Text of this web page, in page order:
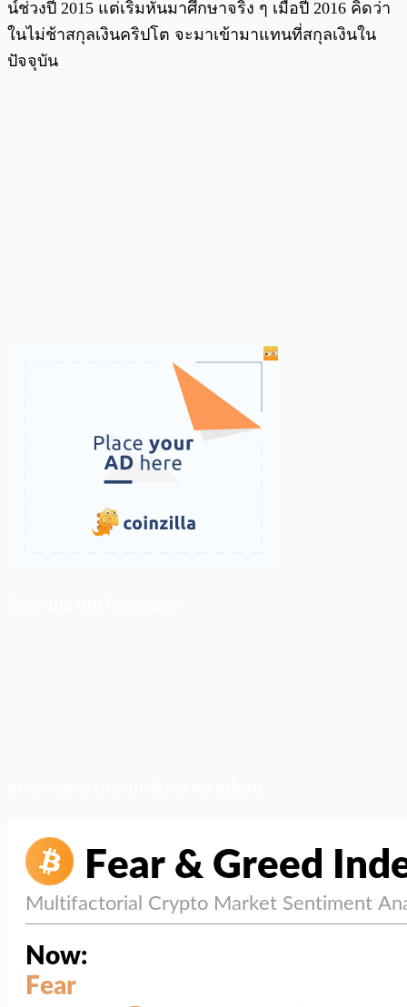
น์ช่วงปี 2015 แต่เริ่มหันมาศึกษาจริง ๆ เมื่อปี 2016 คิดว่า
ในไม่ช้าสกุลเงินคริปโต จะมาเข้ามาแทนที่สกุลเงินใน
ปัจจุบัน